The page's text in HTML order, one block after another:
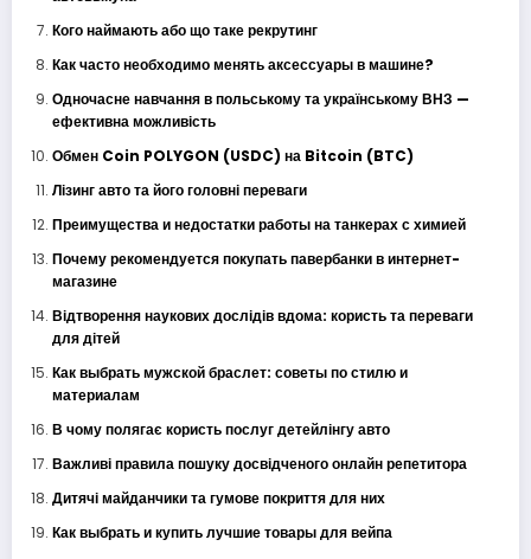
Кого наймають або що таке рекрутинг
Как часто необходимо менять аксессуары в машине?
Одночасне навчання в польському та українському ВНЗ —
ефективна можливість
Обмен Coin POLYGON (USDC) на Bitcoin (BTC)
Лізинг авто та його головні переваги
Преимущества и недостатки работы на танкерах с химией
Почему рекомендуется покупать павербанки в интернет-
магазине
Відтворення наукових дослідів вдома: користь та переваги
для дітей
Как выбрать мужской браслет: советы по стилю и
материалам
В чому полягає користь послуг детейлінгу авто
Важливі правила пошуку досвідченого онлайн репетитора
Дитячі майданчики та гумове покриття для них
Как выбрать и купить лучшие товары для вейпа